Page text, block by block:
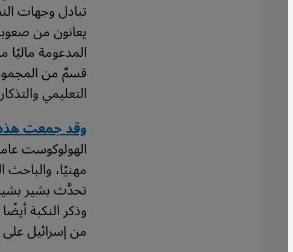
تبادل وجهات
يعانون من
المدعومة
التعليمي
وقد جمعت هذه
الهولوكوست
مهنيًا،
تحدَّث بشير
وذكر النكبة
من إسرائيل على